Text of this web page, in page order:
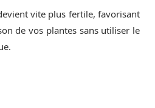
vite plus fertile, favorisant
de vos plantes sans utiliser le